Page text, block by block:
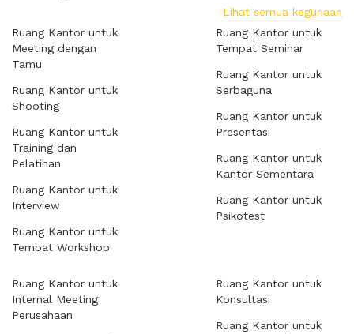
Lihat semua kegunaan
Ruang Kantor untuk
Meeting dengan
Tamu
Ruang Kantor untuk
Shooting
Ruang Kantor untuk
Training dan
Pelatihan
Ruang Kantor untuk
Interview
Ruang Kantor untuk
Tempat Workshop
Ruang Kantor untuk
Tempat Seminar
Ruang Kantor untuk
Serbaguna
Ruang Kantor untuk
Presentasi
Ruang Kantor untuk
Kantor Sementara
Ruang Kantor untuk
Psikotest
Ruang Kantor untuk
Internal Meeting
Perusahaan
Ruang Kantor untuk
Konsultasi
Ruang Kantor untuk